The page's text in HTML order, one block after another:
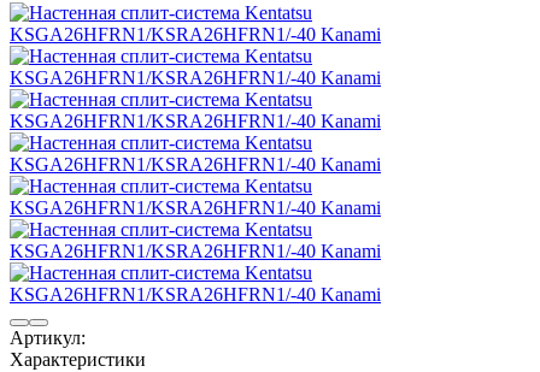
Артикул:
Характеристики